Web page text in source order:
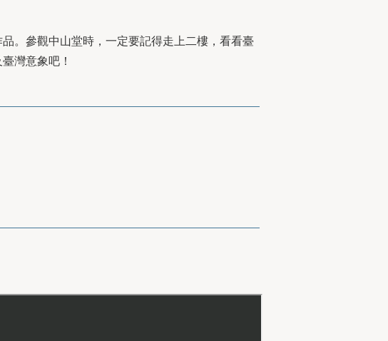
。參觀中山堂時，一定要記得走上二樓，看看臺
灣意象吧！